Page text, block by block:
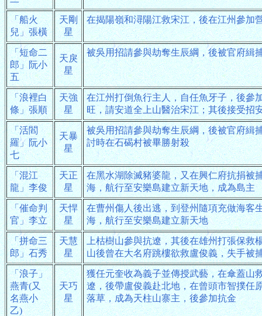
「船火
兒」張橫
天剛
星
在揭陽嶺和潯陽江救宋江，後在江州參加
「短命二
郎」阮小
五
天戾
星
被吳用招請參與劫奪生辰綱，後被官府緝
「浪裡白
條」張順
天強
星
在江州打倒魚行主人，自任魚牙子，後參
旺，請安道全上山醫治宋江；其後接受招
「活閻
羅」阮小
七
天暴
星
被吳用招請參與劫奪生辰綱，後被官府緝
討時在石碣村被畢勝射殺
「混江
龍」李俊
天正
星
在黑水湖除滅豬婆龍，又在興仁府抗捐被
海，航行至安樂島建立新天地，成為島主
「催命判
官」李立
天悍
星
在曹州傷人後出逃，到登州隨項充做海客
海，航行至安樂島建立新天地
「拼命三
郎」石秀
天慧
星
上枯樹山參與抗遼，其後在雄州打張保救
山後曾在大名府跳樓欲救盧俊義，失手被
「浪子」
燕青(又
名燕小
乙)
天巧
星
獲任元奎收為義子並傳授武藝，在傘蓋山
遼，後帶盧俊義赴北地，在曾頭市智撲任
落草，成為天柱山寨主，後參加抗金